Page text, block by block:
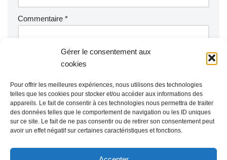
Gérer le consentement aux
cookies
Pour offrir les meilleures expériences, nous utilisons des technologies
telles que les cookies pour stocker et/ou accéder aux informations des
appareils. Le fait de consentir à ces technologies nous permettra de traiter
des données telles que le comportement de navigation ou les ID uniques
sur ce site. Le fait de ne pas consentir ou de retirer son consentement peut
avoir un effet négatif sur certaines caractéristiques et fonctions.
Commentaire *